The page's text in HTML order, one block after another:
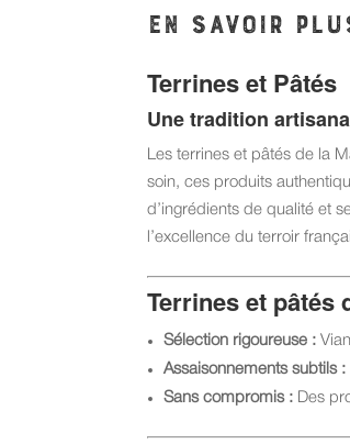
En savoir
Terrines et Pâtés
Une tradition
Les terrines et pâtés de la
soin, ces produits
d’ingrédients de qualité et
l’excellence du terroir
Terrines et pâtés
Sélection rigoureuse :
Assaisonnements subtils :
Sans compromis : Des